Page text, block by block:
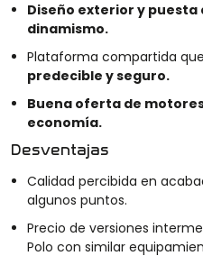
Diseño exterior y
dinamismo.
Plataforma compartida
predecible y seguro.
Buena oferta de
economía.
Desventajas
Calidad percibida en
algunos puntos.
Precio de versiones
Polo con similar